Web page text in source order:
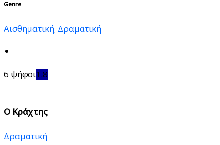
Genre
Αισθηματική, Δραματική
6 ψήφοι1.8
Ο Κράχτης
Δραματική